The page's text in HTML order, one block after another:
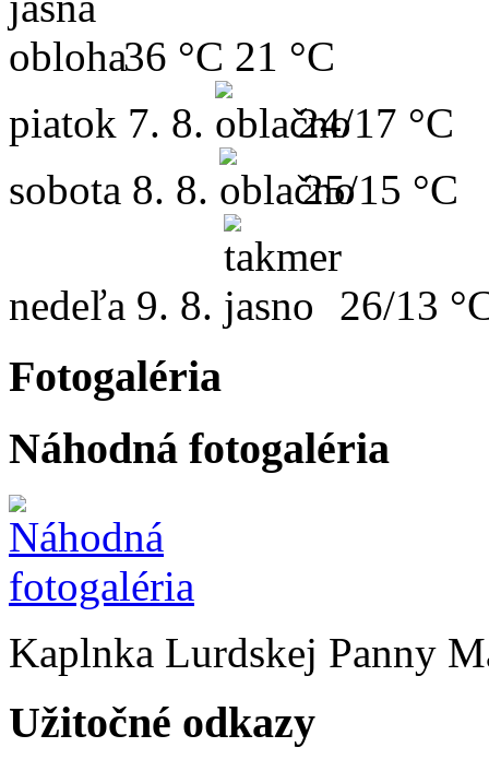
36 °C 21 °C
piatok 7. 8.
24/17 °C
sobota 8. 8. 25/15 °C
nedeľa 9. 8. 26/13
Fotogaléria
Náhodná fotogaléria
Kaplnka Lurdskej Panny
Užitočné odkazy